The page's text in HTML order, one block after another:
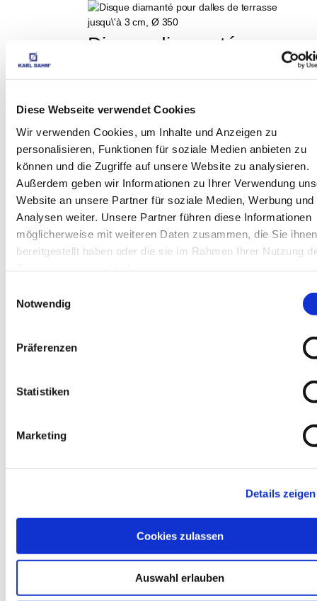
Diese Webseite verwendet Cookies
Wir verwenden Cookies, um Inhalte und Anzeigen zu
personalisieren, Funktionen für soziale Medien anbieten zu
können und die Zugriffe auf unsere Website zu analysieren.
Außerdem geben wir Informationen zu Ihrer Verwendung
Website an unsere Partner für soziale Medien, Werbung und
Analysen weiter. Unsere Partner führen diese Informationen
möglicherweise mit weiteren Daten zusammen, die Sie ihnen
bereitgestellt haben oder die sie im Rahmen Ihrer Nutzung
Notwendig
Präferenzen
Statistiken
Marketing
Details zeigen
Cookies zulassen
Auswahl erlauben
Disque diamanté pour
dalles de terrasse
jusqu'à 3 cm, Ø 350,
art.-n° 50062
EUR293,80TVA non comprise *
EUR349,62TVA incluse *
LES CLIENTS QUI
ONT ACHETÉ CET
ARTICLE ONT
paraffine, Ø 6 - 14 mm
TVA non comprise *
Taloche éponge hydro
mince 27 x 13 cm | no.